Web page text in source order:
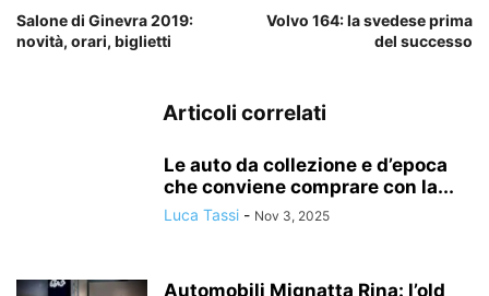
Salone di Ginevra 2019:
novità, orari, biglietti
Volvo 164: la svedese prima
del successo
Articoli correlati
Le auto da collezione e d’epoca
che conviene comprare con la...
Luca Tassi - Nov 3, 2025
Automobili Mignatta Rina: l’old